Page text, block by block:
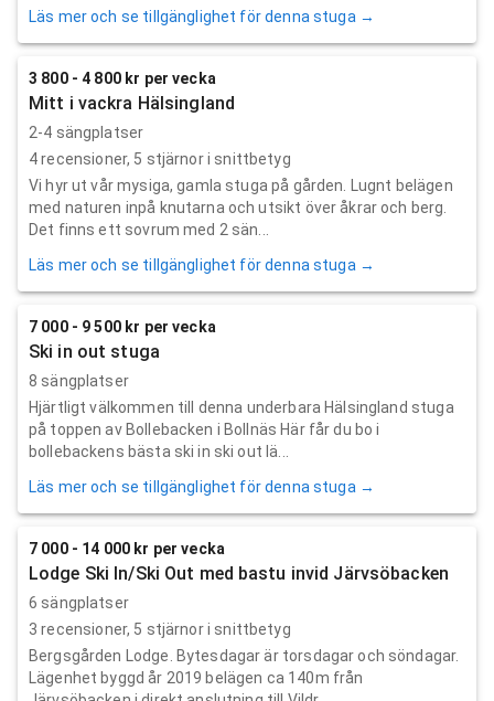
Läs mer och se tillgänglighet för denna stuga →
3 800 - 4 800 kr per vecka
Mitt i vackra Hälsingland
2-4 sängplatser
4recensioner, 5 stjärnor i snittbetyg
Vi hyr ut vår mysiga, gamla stuga på gården. Lugnt belägen
med naturen inpå knutarna och utsikt över åkrar och berg.
Det finns ett sovrum med 2 sän...
Läs mer och se tillgänglighet för denna stuga →
7 000 - 9 500 kr per vecka
Ski in out stuga
8 sängplatser
Hjärtligt välkommen till denna underbara Hälsingland stuga
på toppen av Bollebacken i Bollnäs Här får du bo i
bollebackens bästa ski in ski out lä...
Läs mer och se tillgänglighet för denna stuga →
7 000 - 14 000 kr per vecka
Lodge Ski In/Ski Out med bastu invid Järvsöbacken
6 sängplatser
3 recensioner, 5 stjärnor i snittbetyg
Bergsgården Lodge. Bytesdagar är torsdagar och söndagar.
Lägenhet byggd år 2019 belägen ca 140m från